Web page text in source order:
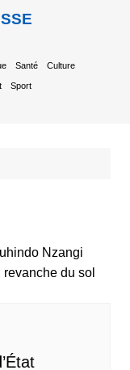
Santé Culture
Sport